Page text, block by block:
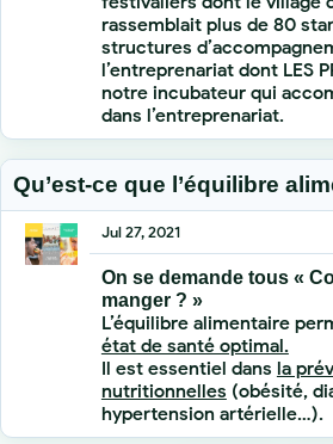
rassemblait plus de 80
structures
l’entreprenariat dont LES
notre incubateur qui
dans l’entreprenariat.
Qu’est-ce que l’équilibre
Jul 27, 2021
On se demande tous «
manger ? »
L’équilibre alimentaire
état de santé optimal.
Il est essentiel dans la
nutritionnelles (obésité,
hypertension artérielle…).